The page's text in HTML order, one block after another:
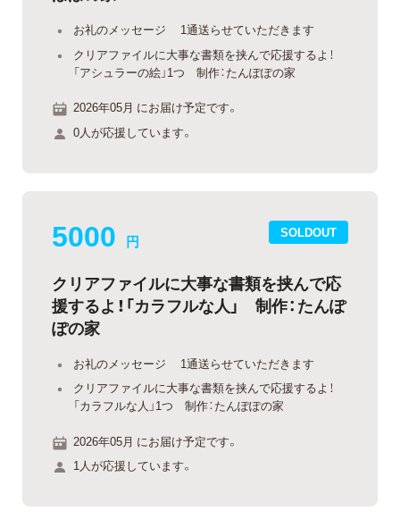
お礼のメッセージ 1通送らせていただきます
クリアファイルに大事な書類を挟んで応援するよ！
「アシュラーの絵」1つ 制作：たんぽぽの家
2026年05月 にお届け予定です。
0人が応援しています。
SOLDOUT
5000 円
クリアファイルに大事な書類を挟んで応
援するよ！「カラフルな人」 制作：たんぽ
ぽの家
お礼のメッセージ 1通送らせていただきます
クリアファイルに大事な書類を挟んで応援するよ！
「カラフルな人」1つ 制作：たんぽぽの家
2026年05月 にお届け予定です。
1人が応援しています。